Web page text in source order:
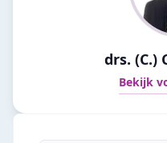
drs. (C.)
Bekijk